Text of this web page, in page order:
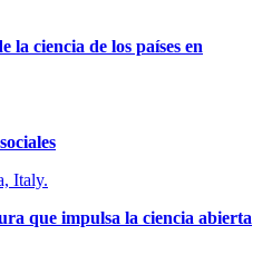
ciencia de los países en
que impulsa la ciencia abierta